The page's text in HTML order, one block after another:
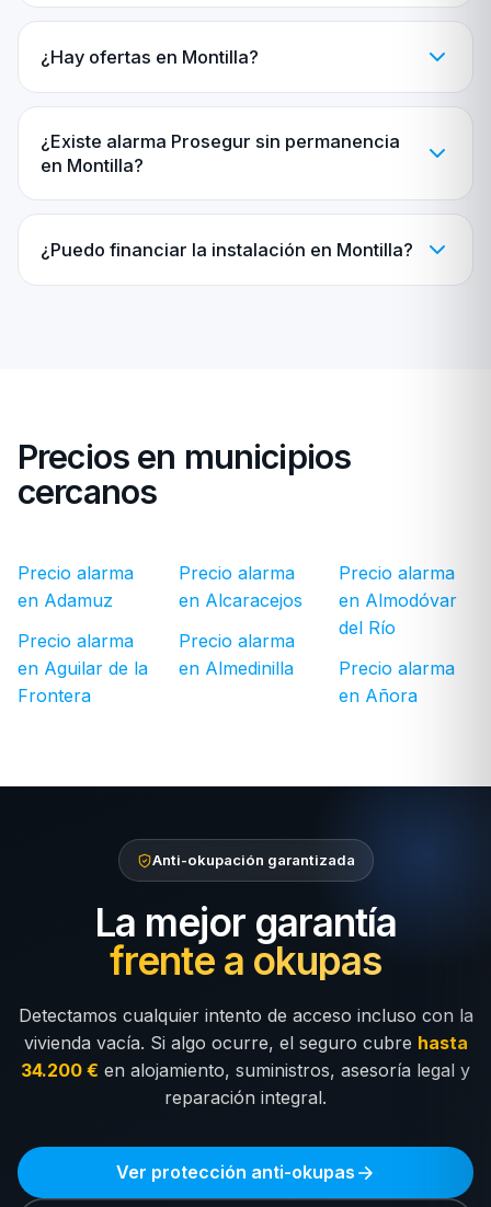
¿Hay ofertas en Montilla?
¿Existe alarma Prosegur sin permanencia
en Montilla?
¿Puedo financiar la instalación en Montilla?
Precios en municipios
cercanos
Precio alarma
en Adamuz
Precio alarma
en Aguilar de la
Frontera
Precio alarma
en Alcaracejos
Precio alarma
en Almedinilla
Precio alarma
en Almodóvar
del Río
Precio alarma
en Añora
Anti-okupación garantizada
La mejor garantía
frente a okupas
Detectamos cualquier intento de acceso incluso con la
vivienda vacía. Si algo ocurre, el seguro cubre hasta
34.200 € en alojamiento, suministros, asesoría legal y
reparación integral.
Ver protección anti-okupas